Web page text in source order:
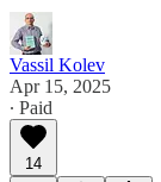
Vassil Kolev
Apr 15, 2025
∙ Paid
14